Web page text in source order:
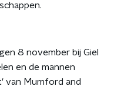
8 november bij Giel
en de mannen
van Mumford and